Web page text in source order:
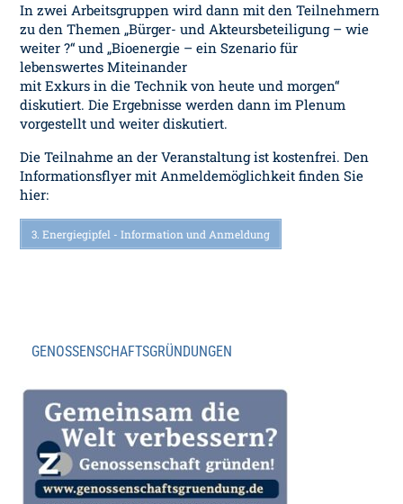
In zwei Arbeitsgruppen wird dann mit den Teilnehmern
zu den Themen „Bürger- und Akteursbeteiligung – wie
weiter ?“ und „Bioenergie – ein Szenario für
lebenswertes Miteinander
mit Exkurs in die Technik von heute und morgen“
diskutiert. Die Ergebnisse werden dann im Plenum
vorgestellt und weiter diskutiert.
Die Teilnahme an der Veranstaltung ist kostenfrei. Den
Informationsflyer mit Anmeldemöglichkeit finden Sie
hier:
3. Energiegipfel - Information und Anmeldung
GENOSSENSCHAFTSGRÜNDUNGEN